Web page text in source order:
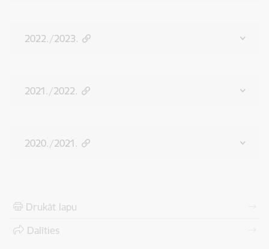
2022./2023.
2021./2022.
2020./2021.
Drukāt lapu
Dalīties